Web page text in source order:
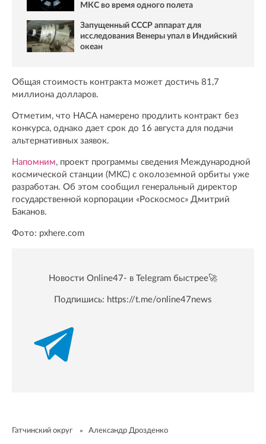
МКС во время одного полета
Запущенный СССР аппарат для
исследования Венеры упал в Индийский
океан
Общая стоимость контракта может достичь 81,7
миллиона долларов.
Отметим, что НАСА намерено продлить контракт без
конкурса, однако дает срок до 16 августа для подачи
альтернативных заявок.
Напомним, проект программы сведения Международной
космической станции (МКС) с околоземной орбиты уже
разработан. Об этом сообщил генеральный директор
государственной корпорации «Роскосмос» Дмитрий
Баканов.
Фото: pxhere.com
Новости Online47- в Telegram быстрее🚀
Подпишись: https://t.me/online47news
Гатчинский округ Александр Дрозденко